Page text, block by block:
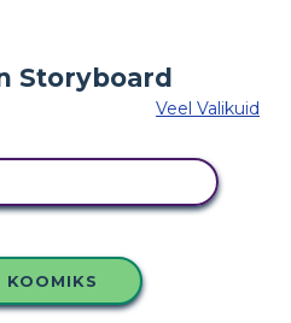
Veel Valikuid
KOOMIKS